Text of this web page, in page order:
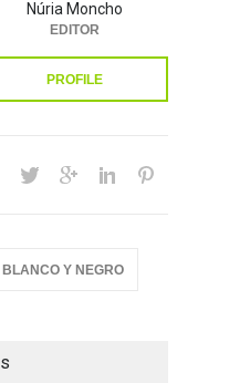
Núria Moncho
EDITOR
PROFILE
Y NEGRO